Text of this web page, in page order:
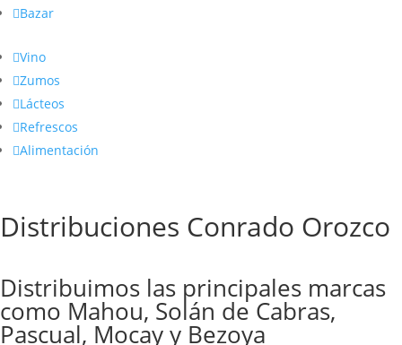
Bazar
Vino
Zumos
Lácteos
Refrescos
Alimentación
Distribuciones Conrado Orozco
Distribuimos las principales marcas
como Mahou, Solán de Cabras,
Pascual, Mocay y Bezoya